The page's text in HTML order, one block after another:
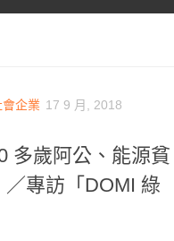
會企業 17 9 月, 2018
多歲阿公、能源貧
專訪「DOMI 綠